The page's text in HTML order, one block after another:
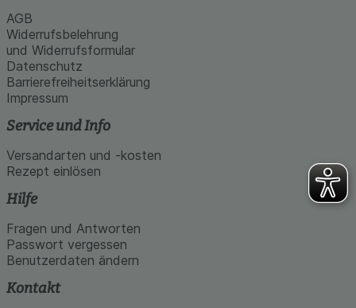
AGB
Widerrufsbelehrung
und Widerrufsformular
Datenschutz
Barrierefreiheitserklärung
Impressum
Service und Info
Versandarten und -kosten
Rezept einlösen
Hilfe
Fragen und Antworten
Passwort vergessen
Benutzerdaten ändern
Kontakt